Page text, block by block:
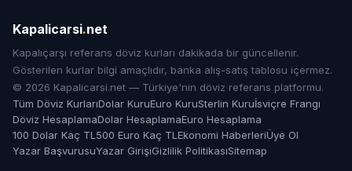
Kapalicarsi.net
Kapalıçarşı referans döviz kurları dakikada bir güncellenir.
Gösterilen kurlar bilgi amaçlıdır, banka alış-satış tablosu içermez.
© 2026 Kapalicarsi.net — Türkiye'nin döviz referans platformu.
Tüm Döviz KurlarıDolar KuruEuro KuruSterlin Kuruİsviçre Frangı
Döviz HesaplamaDolar HesaplamaEuro Hesaplama
100 Dolar Kaç TL 500 Euro Kaç TL Ekonomi HaberleriÜye Ol
Yazar BaşvurusuYazar GirişiGizlilik PolitikasıSitemap